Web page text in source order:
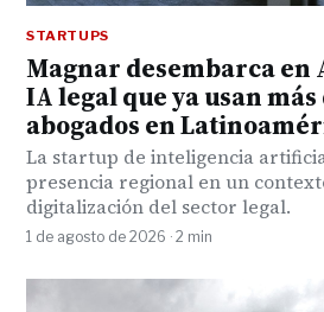
STARTUPS
Magnar desembarca en
IA legal que ya usan más
abogados en
La startup de inteligencia
presencia regional en un
digitalización del sector legal.
1 de agosto de 2026 · 2 min